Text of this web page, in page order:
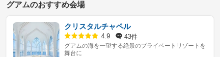
グアムのおすすめ会場
クリスタルチャペル
4.9 43件
グアムの海を一望する絶景のプライベートリゾートを
舞台に